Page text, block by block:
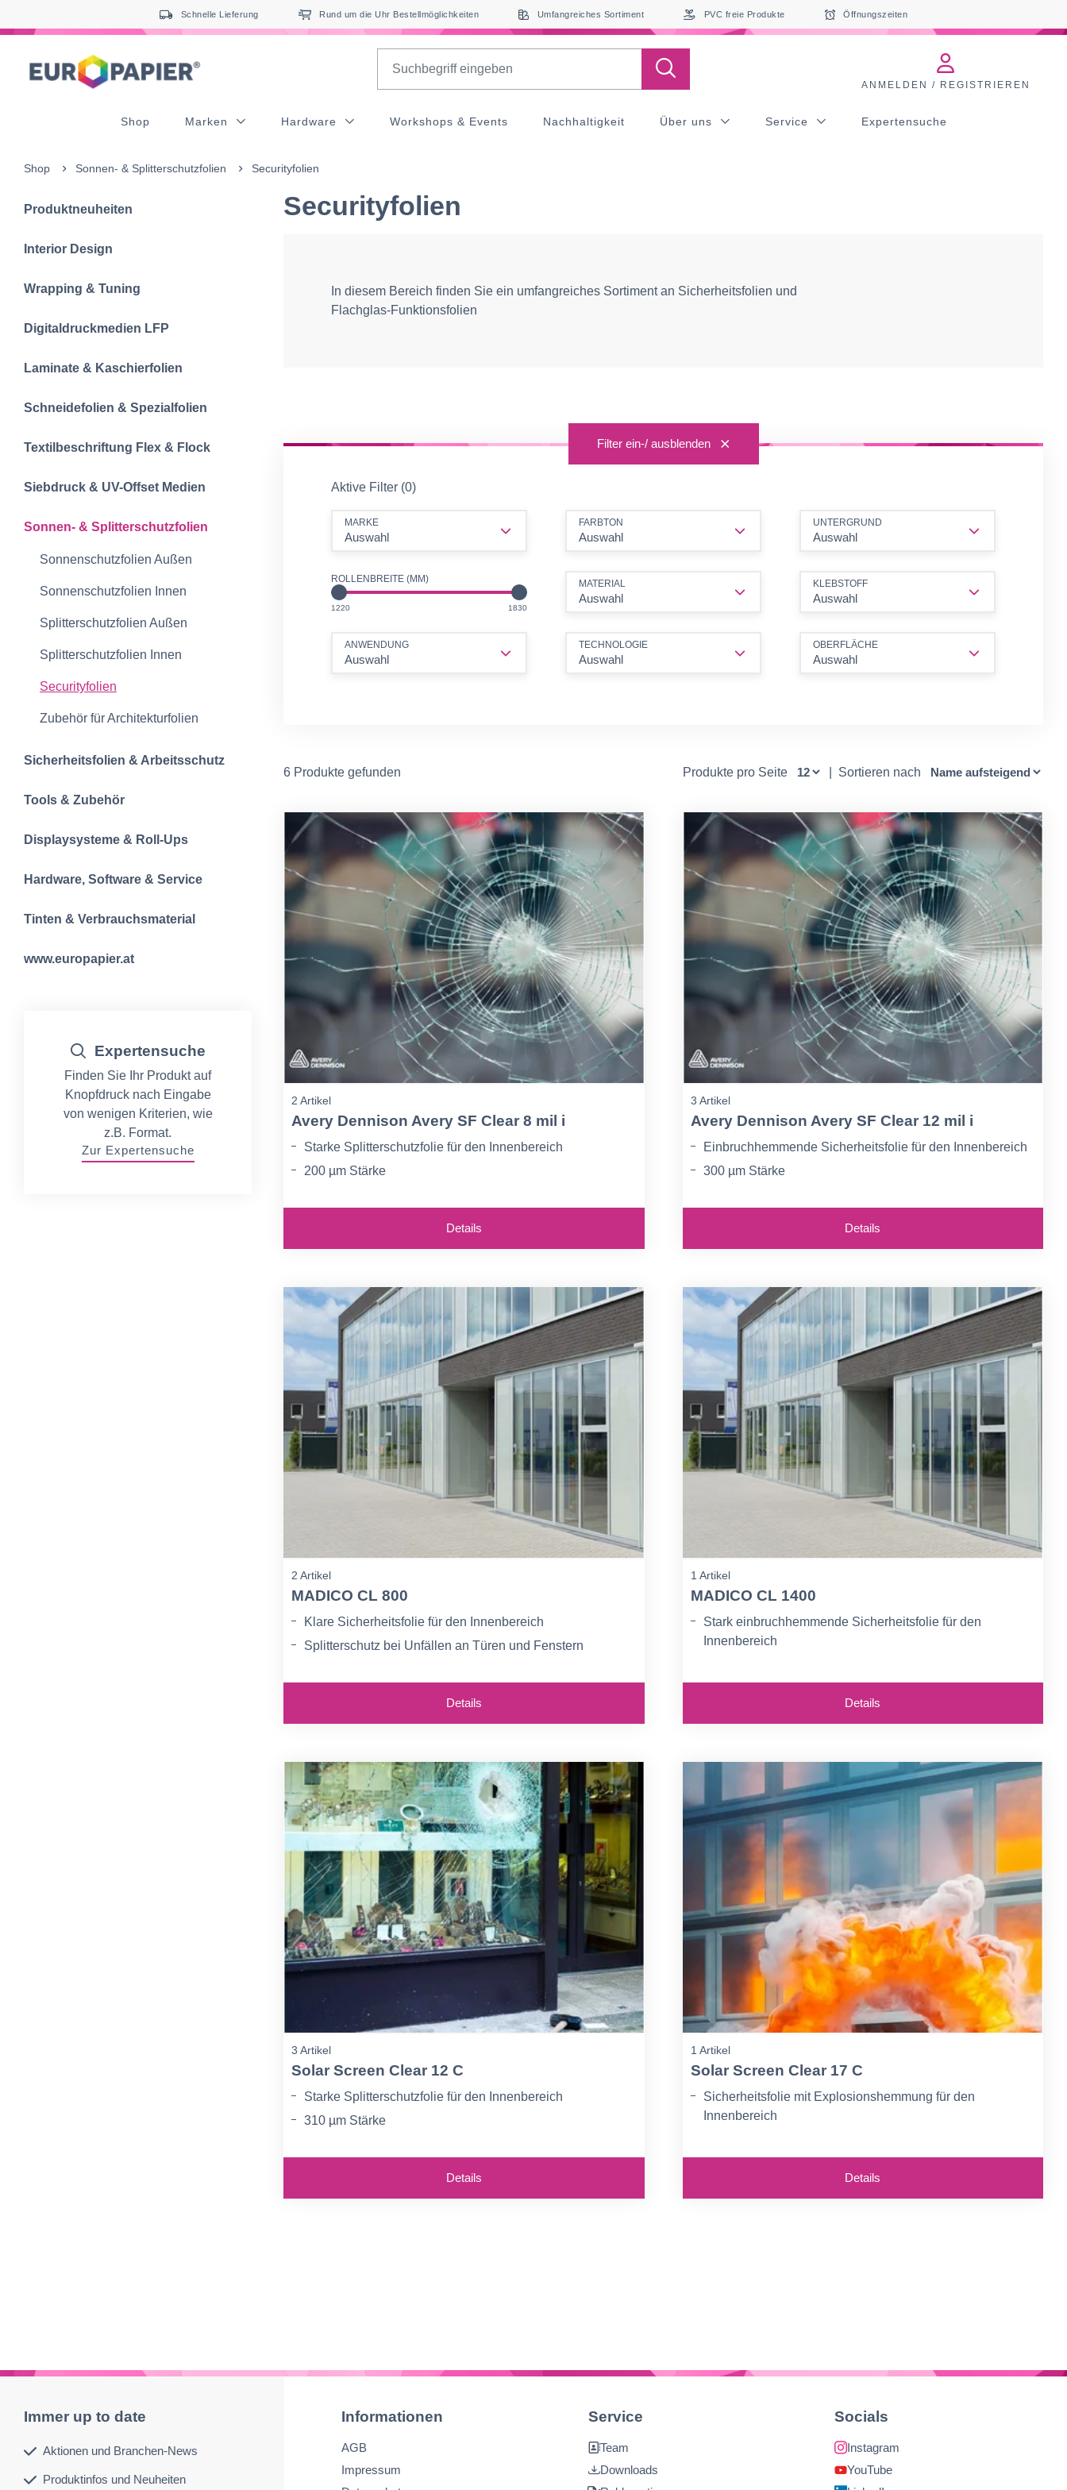
Schnelle Lieferung Rund um die Uhr Bestellmöglichkeiten Umfangreiches Sortiment PVC freie Produkte Öffnungszeiten
ANMELDEN / REGISTRIEREN
Shop Marken Hardware Workshops & Events Nachhaltigkeit Über uns Service Expertensuche
Shop Sonnen- & Splitterschutzfolien Securityfolien
Produktneuheiten
Interior Design
Wrapping & Tuning
Digitaldruckmedien LFP
Laminate & Kaschierfolien
Schneidefolien &‍ Spezialfolien
Textilbeschriftun‍g‍ Flex & Flock
Siebdruck & UV-Offset Medien
Sonnen- & Splitterschutzfolien
Sonnenschutzfolien Außen
Sonnenschutzfolien Innen
Splitterschutzfolien Außen
Splitterschutzfolien Innen
Securityfolien
Zubehör für Architekturfolien
Sicherheitsfolien & Arbeitsschutz
Tools & Zubehör
Displaysysteme & Roll-Ups
Hardware, Software & Service
Tinten & Verbrauchsmaterial
www.europapier.at
Expertensuche
Finden Sie Ihr Produkt auf
Knopfdruck nach Eingabe
von wenigen Kriterien, wie
z.B. Format.
Zur Expertensuche
Securityfolien
In diesem Bereich finden Sie ein umfangreiches Sortiment an Sicherheitsfolien und
Flachglas-Funktionsfolien
Filter ein-/ ausblenden
Aktive Filter (0)
MARKE
Auswahl
FARBTON
Auswahl
UNTERGRUND
Auswahl
ROLLENBREITE (MM)
1220MM 1830MM
MATERIAL
Auswahl
KLEBSTOFF
Auswahl
ANWENDUNG
Auswahl
TECHNOLOGIE
Auswahl
OBERFLÄCHE
Auswahl
6 Produkte gefunden Produkte pro Seite Sortieren nach
2 Artikel
Avery Dennison Avery SF Clear 8 mil i
Starke Splitterschutzfolie für den Innenbereich
200 µm Stärke
Details
3 Artikel
Avery Dennison Avery SF Clear 12 mil i
Einbruchhemmende Sicherheitsfolie für den Innenbereich
300 µm Stärke
Details
2 Artikel
MADICO CL 800
Klare Sicherheitsfolie für den Innenbereich
Splitterschutz bei Unfällen an Türen und Fenstern
Details
1 Artikel
MADICO CL 1400
Stark einbruchhemmende Sicherheitsfolie für den
Innenbereich
Details
3 Artikel
Solar Screen Clear 12 C
Starke Splitterschutzfolie für den Innenbereich
310 µm Stärke
Details
1 Artikel
Solar Screen Clear 17 C
Sicherheitsfolie mit Explosionshemmung für den
Innenbereich
Details
Immer up to date
Aktionen und Branchen-News
Produktinfos und Neuheiten
Informationen
AGB
Impressum
Service
Team
Downloads
Socials
Instagram
YouTube